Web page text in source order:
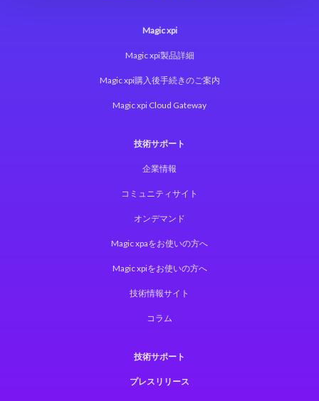
Magic xpi
Magic xpi製品詳細
Magic xpi購入後手続きのご案内
Magic xpi Cloud Gateway
技術サポート
企業情報
コミュニティサイト
オンデマンド
Magic xpaをお使いの方へ
Magic xpiをお使いの方へ
技術情報サイト
コラム
技術サポート
プレスリリース